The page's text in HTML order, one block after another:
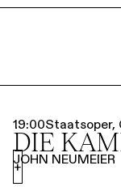
19:00Staatsoper,
DIE
JOHN NEUMEIER
+